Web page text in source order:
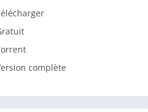
complète